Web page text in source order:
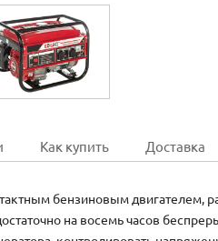
Как купить Доставка
бензиновым двигателем,
на восемь часов